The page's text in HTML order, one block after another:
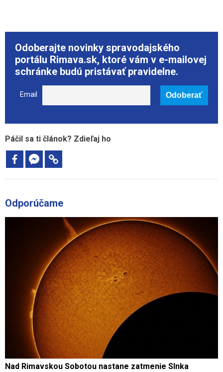
Odoberajte novinky spravodajského
portálu Rimava.sk, ktoré vám v e-mailovej
schránke budú pristávať pravidelne.
Email
Páčil sa ti článok? Zdieľaj ho
Odporúčame
Nad Rimavskou Sobotou nastane zatmenie Slnka